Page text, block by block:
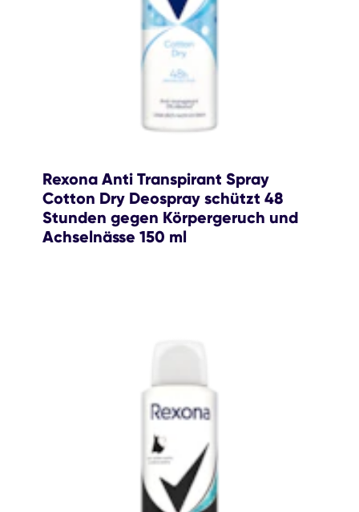
Rexona Anti Transpirant Spray
Cotton Dry Deospray schützt 48
Stunden gegen Körpergeruch und
Achselnässe 150 ml